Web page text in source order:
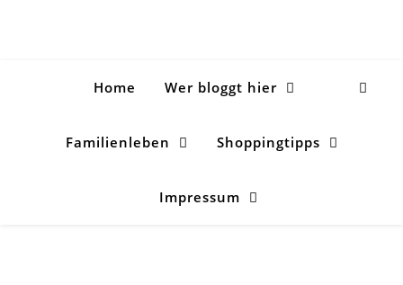
Home Wer bloggt hier
Familienleben Shoppingtipps
Impressum